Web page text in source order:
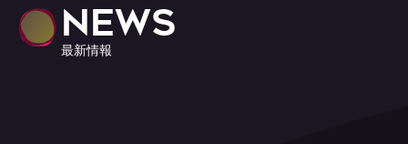
NEWS
最新情報